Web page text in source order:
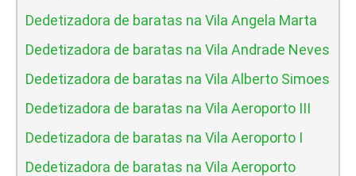
Dedetizadora de baratas na Vila Angela Marta
Dedetizadora de baratas na Vila Andrade Neves
Dedetizadora de baratas na Vila Alberto Simoes
Dedetizadora de baratas na Vila Aeroporto III
Dedetizadora de baratas na Vila Aeroporto I
Dedetizadora de baratas na Vila Aeroporto